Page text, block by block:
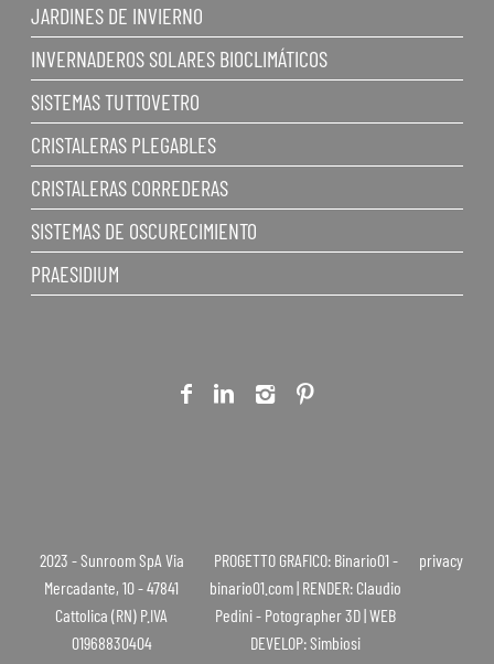
JARDINES DE INVIERNO
INVERNADEROS SOLARES BIOCLIMÁTICOS
SISTEMAS TUTTOVETRO
CRISTALERAS PLEGABLES
CRISTALERAS CORREDERAS
SISTEMAS DE OSCURECIMIENTO
PRAESIDIUM
2023 - Sunroom SpA Via
Mercadante, 10 - 47841
Cattolica (RN) P.IVA
01968830404
PROGETTO GRAFICO: Binario01 -
binario01.com | RENDER: Claudio
Pedini - Potographer 3D | WEB
DEVELOP: Simbiosi
privacy